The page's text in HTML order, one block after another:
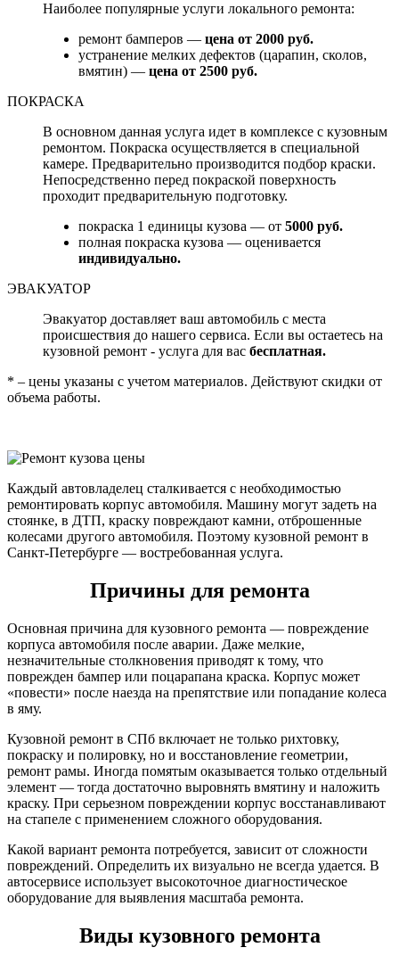
Наиболее популярные услуги локального ремонта:
ремонт бамперов — цена от 2000 руб.
устранение мелких дефектов (царапин, сколов,
вмятин) — цена от 2500 руб.
ПОКРАСКА
В основном данная услуга идет в комплексе с кузовным
ремонтом. Покраска осуществляется в специальной
камере. Предварительно производится подбор краски.
Непосредственно перед покраской поверхность
проходит предварительную подготовку.
покраска 1 единицы кузова — от 5000 руб.
полная покраска кузова — оценивается
индивидуально.
ЭВАКУАТОР
Эвакуатор доставляет ваш автомобиль с места
происшествия до нашего сервиса. Если вы остаетесь на
кузовной ремонт - услуга для вас бесплатная.
* – цены указаны с учетом материалов. Действуют скидки от
объема работы.
Каждый автовладелец сталкивается с необходимостью
ремонтировать корпус автомобиля. Машину могут задеть на
стоянке, в ДТП, краску повреждают камни, отброшенные
колесами другого автомобиля. Поэтому кузовной ремонт в
Санкт-Петербурге — востребованная услуга.
Причины для ремонта
Основная причина для кузовного ремонта — повреждение
корпуса автомобиля после аварии. Даже мелкие,
незначительные столкновения приводят к тому, что
поврежден бампер или поцарапана краска. Корпус может
«повести» после наезда на препятствие или попадание колеса
в яму.
Кузовной ремонт в СПб включает не только рихтовку,
покраску и полировку, но и восстановление геометрии,
ремонт рамы. Иногда помятым оказывается только отдельный
элемент — тогда достаточно выровнять вмятину и наложить
краску. При серьезном повреждении корпус восстанавливают
на стапеле с применением сложного оборудования.
Какой вариант ремонта потребуется, зависит от сложности
повреждений. Определить их визуально не всегда удается. В
автосервисе использует высокоточное диагностическое
оборудование для выявления масштаба ремонта.
Виды кузовного ремонта